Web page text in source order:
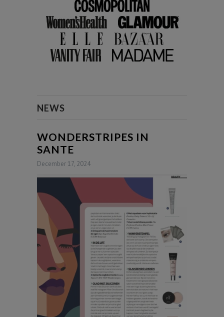
NEWS
WONDERSTRIPES IN
SANTE
December 17, 2024